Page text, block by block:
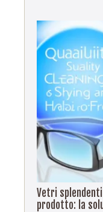
Vetri
prodotto: la